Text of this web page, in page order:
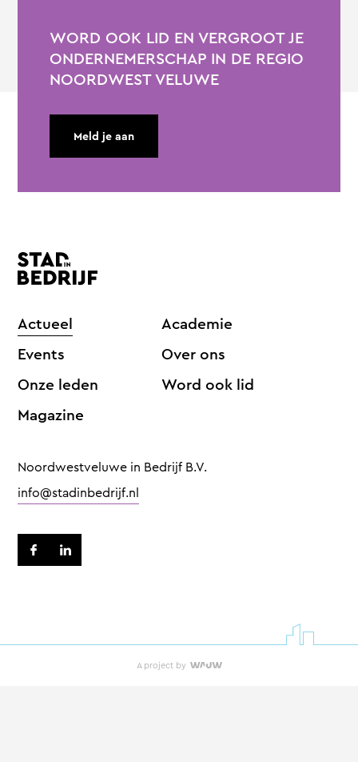
WORD OOK LID EN VERGROOT JE
ONDERNEMERSCHAP IN DE REGIO
NOORDWEST VELUWE
Meld je aan
Actueel
Events
Onze leden
Magazine
Academie
Over ons
Word ook lid
Noordwestveluwe in Bedrijf B.V.
info@stadinbedrijf.nl
A project by